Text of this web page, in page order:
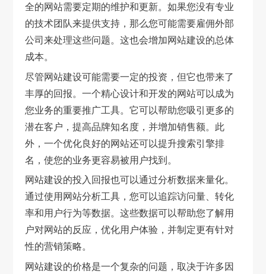
全的网站需要定期的维护和更新。如果您没有专业
的技术团队来提供支持，那么您可能需要雇佣外部
公司来处理这些问题。这也会增加网站建设的总体
成本。
尽管网站建设可能需要一定的投资，但它也带来了
丰厚的回报。一个精心设计和开发的网站可以成为
您业务的重要推广工具。它可以帮助您吸引更多的
潜在客户，提高品牌知名度，并增加销售额。此
外，一个优化良好的网站还可以提升搜索引擎排
名，使您的业务更容易被用户找到。
网站建设的投入回报也可以通过分析数据来量化。
通过使用网站分析工具，您可以追踪访问量、转化
率和用户行为等数据。这些数据可以帮助您了解用
户对网站的反应，优化用户体验，并制定更有针对
性的营销策略。
网站建设的价格是一个复杂的问题，取决于许多因